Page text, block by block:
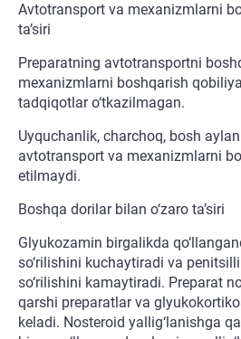
Avtotransport va mexanizmlarni
ta’siri
Preparatning avtotransportni
mexanizmlarni boshqarish
tadqiqotlar o‘tkazilmagan.
Uyquchanlik, charchoq, bosh
avtotransport va mexanizmlarni
etilmaydi.
Boshqa dorilar bilan o‘zaro ta’siri
Glyukozamin birgalikda
so‘rilishini kuchaytiradi va
so‘rilishini kamaytiradi. Preparat
qarshi preparatlar va
keladi. Nosteroid yallig‘lanishga